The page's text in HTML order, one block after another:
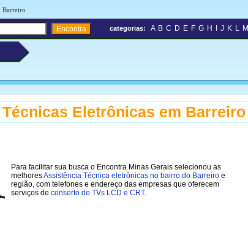
Barreiro
categorias: A B C D E F G H J K L M
Eletrônicas em Barreiro
Para facilitar sua busca o Encontra Minas Gerais selecionou as
melhoresAssistência Técnica eletrônicas no bairro do Barreiro e
região, com telefones e endereço das empresas que oferecem
serviços de conserto de TVs LCD e CRT.